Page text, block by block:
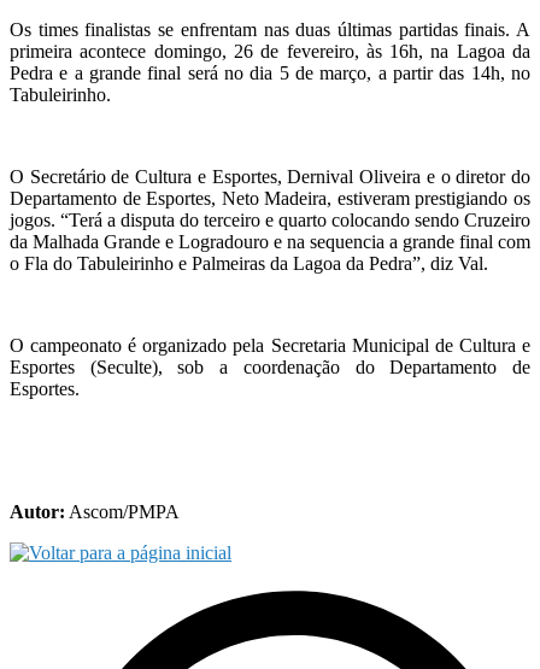
Os times finalistas se enfrentam nas duas últimas partidas finais. A
primeira acontece domingo, 26 de fevereiro, às 16h, na Lagoa da
Pedra e a grande final será no dia 5 de março, a partir das 14h, no
Tabuleirinho.
O Secretário de Cultura e Esportes, Dernival Oliveira e o diretor do
Departamento de Esportes, Neto Madeira, estiveram prestigiando os
jogos. “Terá a disputa do terceiro e quarto colocando sendo Cruzeiro
da Malhada Grande e Logradouro e na sequencia a grande final com
o Fla do Tabuleirinho e Palmeiras da Lagoa da Pedra”, diz Val.
O campeonato é organizado pela Secretaria Municipal de Cultura e
Esportes (Seculte), sob a coordenação do Departamento de
Esportes.
Autor: Ascom/PMPA